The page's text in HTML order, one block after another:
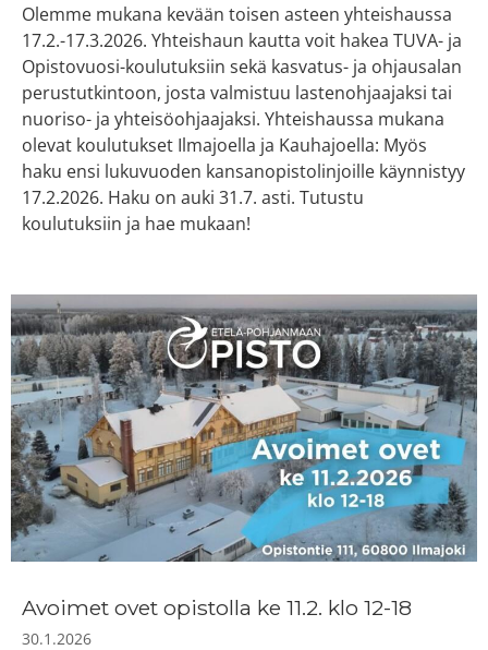
Olemme mukana kevään toisen asteen yhteishaussa
17.2.-17.3.2026. Yhteishaun kautta voit hakea TUVA- ja
Opistovuosi-koulutuksiin sekä kasvatus- ja ohjausalan
perustutkintoon, josta valmistuu lastenohjaajaksi tai
nuoriso- ja yhteisöohjaajaksi. Yhteishaussa mukana
olevat koulutukset Ilmajoella ja Kauhajoella: Myös
haku ensi lukuvuoden kansanopistolinjoille käynnistyy
17.2.2026. Haku on auki 31.7. asti. Tutustu
koulutuksiin ja hae mukaan!
Avoimet ovet opistolla ke 11.2. klo 12-18
30.1.2026